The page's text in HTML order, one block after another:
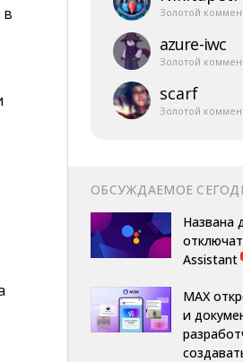
Золотой
azure-​iwc
Золотой
scarf
Золотой
ОБСУЖДАЕМОЕ
Названа
Assistant
MAX
и